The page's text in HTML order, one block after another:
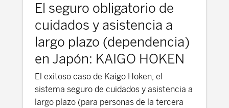
El seguro obligatorio de
cuidados y asistencia a
largo plazo (dependencia)
en Japón: KAIGO HOKEN
El exitoso caso de Kaigo Hoken, el
sistema seguro de cuidados y asistencia a
largo plazo (para personas de la tercera